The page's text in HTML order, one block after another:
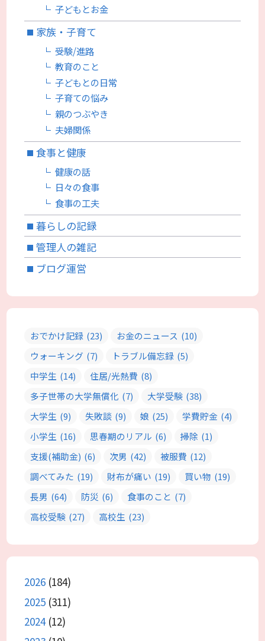
子どもとお金
家族・子育て
受験/進路
教育のこと
子どもとの日常
子育ての悩み
親のつぶやき
夫婦関係
食事と健康
健康の話
日々の食事
食事の工夫
暮らしの記録
管理人の雑記
ブログ運営
おでかけ記録 (23) お金のニュース (10)
ウォーキング (7) トラブル備忘録 (5)
中学生 (14) 住居/光熱費 (8)
多子世帯の大学無償化 (7) 大学受験 (38)
大学生 (9) 失敗談 (9) 娘 (25) 学費貯金 (4)
小学生 (16) 思春期のリアル (6) 掃除 (1)
支援(補助金) (6) 次男 (42) 被服費 (12)
調べてみた (19) 財布が痛い (19) 買い物 (19)
長男 (64) 防災 (6) 食事のこと (7)
高校受験 (27) 高校生 (23)
2026 (184)
2025 (311)
2024(12)